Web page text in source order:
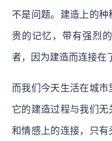
不是问题。建造上的
贵的记忆，带有强烈
者，因为建造而连接在
而我们今天生活在城市
它的建造过程与我们
和情感上的连接，只